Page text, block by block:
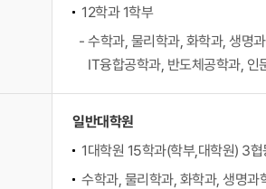
12학과 1학부
- 수학과, 물리학과, 화학과, 생명
IT융합공학과, 반도체공학과, 인
일반대학원
1대학원 15학과(학부,대학원) 3협
수학과, 물리학과, 화학과, 생명